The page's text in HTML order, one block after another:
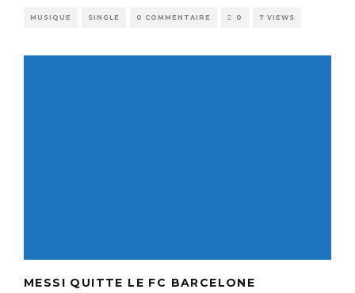
MUSIQUE SINGLE 0 COMMENTAIRE 0 7 VIEWS
MESSI QUITTE LE FC BARCELONE